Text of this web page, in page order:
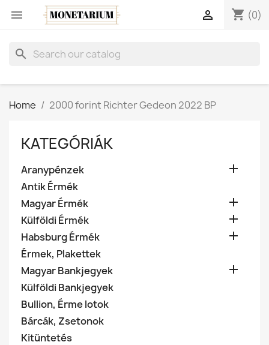
 shopping_cart (0)

search
Home 2000 forint Richter Gedeon 2022 BP
KATEGÓRIÁK
Aranypénzek 
Antik Érmék
Magyar Érmék

Külföldi Érmék 
Habsburg Érmék 
Érmek, Plakettek
Magyar Bankjegyek

Külföldi Bankjegyek
Bullion, Érme lotok
Bárcák, Zsetonok
Kitüntetés